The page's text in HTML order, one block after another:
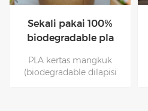
Sekali pakai 100%
biodegradable pla
mangkuk
PLA kertas mangkuk
(biodegradable dilapisi